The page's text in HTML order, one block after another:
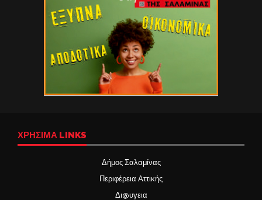
ΧΡΉΣΙΜΑ LINKS
Δήμος Σαλαμίνας
Περιφέρεια Αττικής
Δι@υγεια